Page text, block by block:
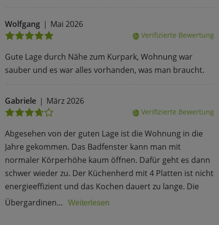
Wolfgang Mai 2026
doneVerifizierte Bewertung
Gute Lage durch Nähe zum Kurpark, Wohnung war
sauber und es war alles vorhanden, was man braucht.
Gabriele März 2026
doneVerifizierte Bewertung
Abgesehen von der guten Lage ist die Wohnung in die
Jahre gekommen. Das Badfenster kann man mit
normaler Körperhöhe kaum öffnen. Dafür geht es dann
schwer wieder zu. Der Küchenherd mit 4 Platten ist nicht
energieeffizient und das Kochen dauert zu lange. Die
Übergardinen…
Weiterlesen